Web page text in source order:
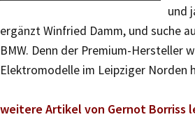
und
ergänzt Winfried Damm, und suche
BMW. Denn der Premium-Hersteller
Elektromodelle im Leipziger Norden
weitere Artikel von Gernot Borriss